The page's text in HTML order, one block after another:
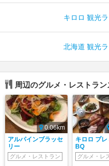
キロロ 観光
北海道 観光
周辺のグルメ・レストラン
0.06km
アルパインブラッセ
リー
グルメ・レストラン
キロロ プ
BQ
グルメ・レ